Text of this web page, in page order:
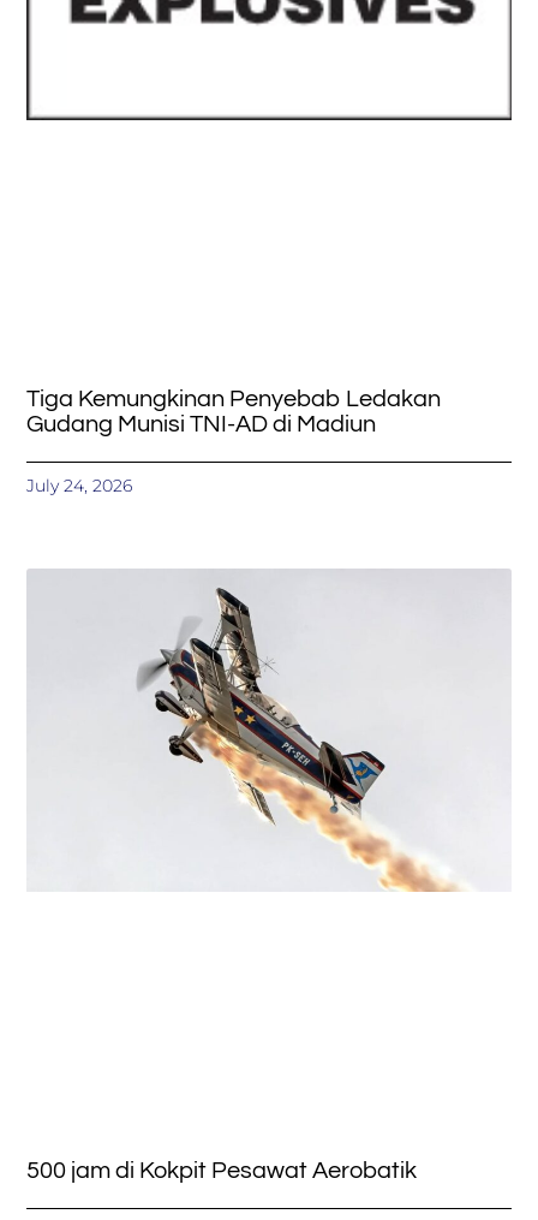
Tiga Kemungkinan Penyebab Ledakan
Gudang Munisi TNI-AD di Madiun
July 24, 2026
500 jam di Kokpit Pesawat Aerobatik